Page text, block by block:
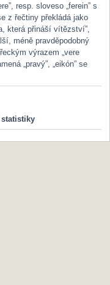
resp. sloveso „ferein” s
z řečtiny překládá jako
která přináší vítězství”,
méně pravděpodobný
výrazem „vere
„pravý”, „eikón” se